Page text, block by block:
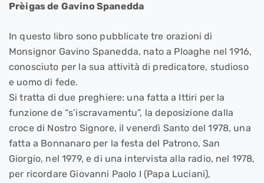
Prèigas de Gavino Spanedda
In questo libro sono pubblicate tre orazioni di
Monsignor Gavino Spanedda, nato a Ploaghe nel 1916,
conosciuto per la sua attività di predicatore, studioso
e uomo di fede.
Si tratta di due preghiere: una fatta a Ittiri per la
funzione de “s’iscravamentu”, la deposizione dalla
croce di Nostro Signore, il venerdì Santo del 1978, una
fatta a Bonnanaro per la festa del Patrono, San
Giorgio, nel 1979, e di una intervista alla radio, nel 1978,
per ricordare Giovanni Paolo I (Papa Luciani),